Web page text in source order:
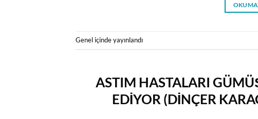
Genel içinde yayınlandı
ASTIM HASTALARI
EDİYOR (DİNÇER